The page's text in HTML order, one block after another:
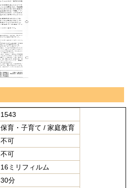
1543
保育・子育て / 家庭教育
不可
不可
16ミリフィルム
30分